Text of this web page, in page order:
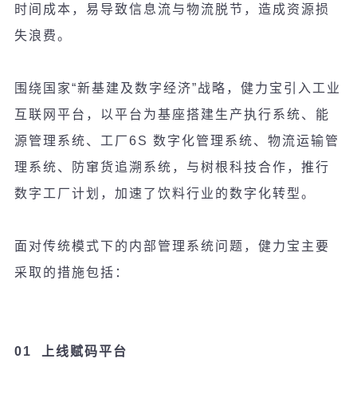
时间成本，易导致信息流与物流脱节，造成资源损
失浪费。
围绕国家“新基建及数字经济”战略， 健力宝引入工 业
互联 网平台，以平台 为基座搭建生 产执行系统、能
源管理系统、工厂6S 数字化管理系统、物流运输管
理系统、防窜货追溯系统，与树根科技合作，推行
数字工厂计划 ，加速了 饮料行业 的数字化转型。
面 对传统模式下的内部管理系统问题 ，健力宝主要
采取的措施包括：
01 上线赋码平台